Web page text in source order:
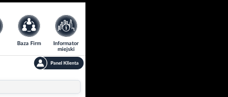
Baza Firm
Informator
miejski